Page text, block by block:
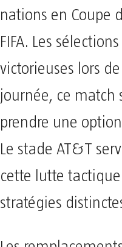
nations en Coupe
FIFA. Les
victorieuses lors
journée, ce match
prendre une
Le stade AT&T
cette lutte
stratégies